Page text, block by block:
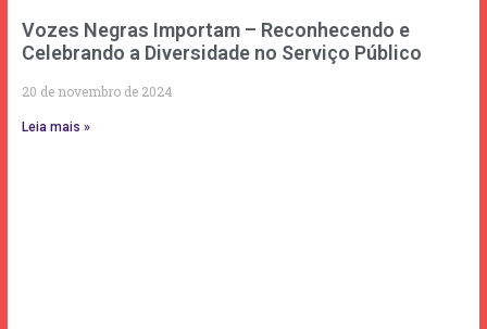
Vozes Negras Importam – Reconhecendo e
Celebrando a Diversidade no Serviço Público
20 de novembro de 2024
Leia mais »